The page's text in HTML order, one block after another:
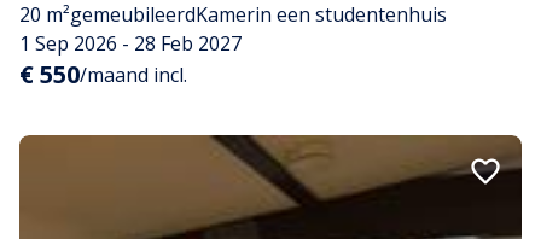
20 m²gemeubileerdKamerin een studentenhuis
1 Sep 2026 - 28 Feb 2027
€ 550/maand incl.